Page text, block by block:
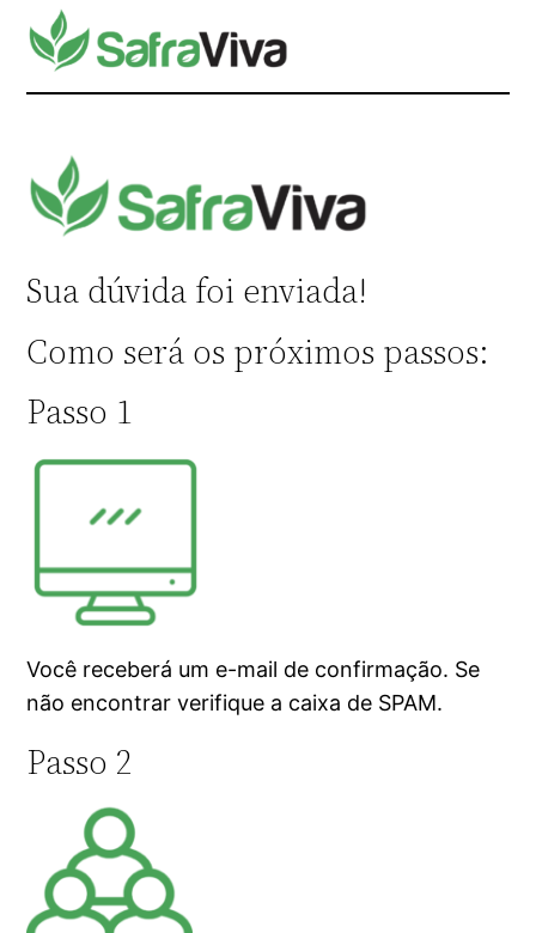
para
Sua dúvida foi enviada!
Como será os próximos passos:
Passo 1
Você receberá um e-mail de confirmação. Se
não encontrar verifique a caixa de SPAM.
Passo 2